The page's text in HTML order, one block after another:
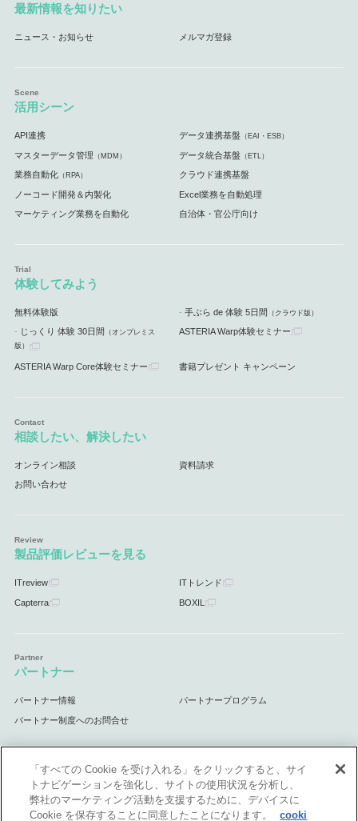
最新情報を知りたい
ニュース・お知らせ メルマガ登録
活用シーン
API連携 データ連携基盤 （EAI・ESB）
マスターデータ管理 （MDM） データ統合基盤 （ETL）
業務自動化（RPA） クラウド連携基盤
ノーコード開発＆内製化 Excel業務を自動処理
マーケティング業務を自動化 自治体・官公庁向け
体験してみよう
無料体験版 手ぶら de 体験 5日間 （クラウド版）
じっくり 体験 30日間 （オンプレミス
版）
ASTERIA Warp体験セミナー
ASTERIA Warp Core体験セミナー 書籍プレゼント キャンペーン
相談したい、解決したい
オンライン相談 資料請求
お問い合わせ
製品評価レビューを見る
ITreview ITトレンド
Capterra BOXIL
パートナー
パートナー情報 パートナープログラム
パートナー制度へのお問合せ
サポート
サポート情報
「すべての Cookie を受け入れる」をクリックすると、サイ
トナビゲーションを強化し、サイトの使用状況を分析し、
弊社のマーケティング活動を支援するために、デバイスに
Cookie を保存することに同意したことになります。
cooki